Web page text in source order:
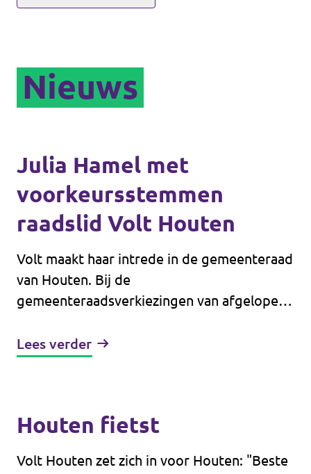
Nieuws
Julia Hamel met
voorkeursstemmen
raadslid Volt Houten
Volt maakt haar intrede in de gemeenteraad
van Houten. Bij de
gemeenteraadsverkiezingen van afgelopen
Lees verder
Houten fietst
Volt Houten zet zich in voor Houten: "Beste